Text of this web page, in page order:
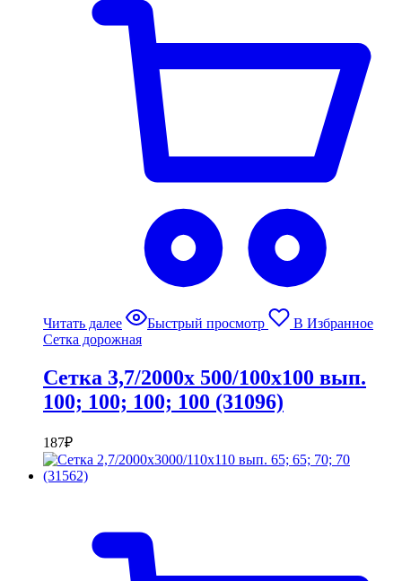
Читать далее Быстрый просмотр
В Избранное
Сетка дорожная
Сетка 3,7/2000х 500/100х100 вып.
100; 100; 100; 100 (31096)
187₽